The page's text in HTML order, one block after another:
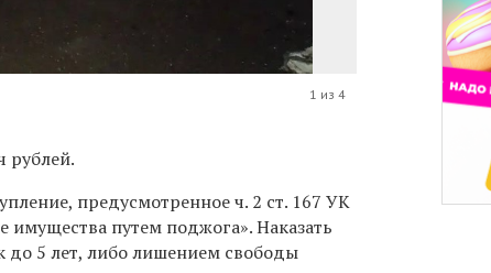
1 из 4
рублей.
предусмотренное ч. 2 ст. 167 УК
путем поджога». Наказать
5 лет, либо лишением свободы